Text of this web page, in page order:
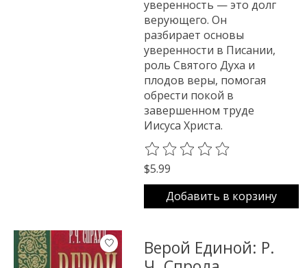
уверенность — это долг
верующего. Он
разбирает основы
уверенности в Писании,
роль Святого Духа и
плодов веры, помогая
обрести покой в
завершенном труде
Иисуса Христа.
The rating of this product is
$5.99
Добавить в корзину
Верой Единой: Р.